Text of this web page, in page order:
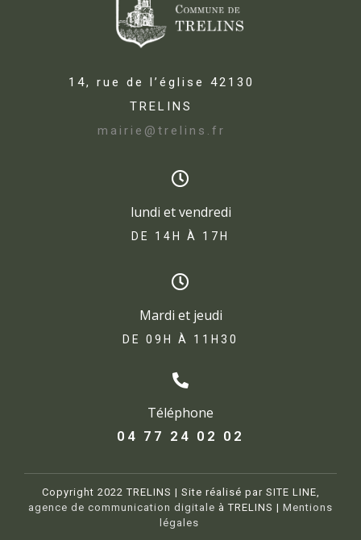
14, rue de l’église 42130
TRELINS
mairie@trelins.fr
lundi et vendredi
DE 14H À 17H​
Mardi et jeudi
DE 09H À 11H30
Téléphone
04 77 24 02 02
Copyright 2022 TRELINS | Site réalisé par SITE LINE,
agence de communication digitale à TRELINS | Mentions
légales